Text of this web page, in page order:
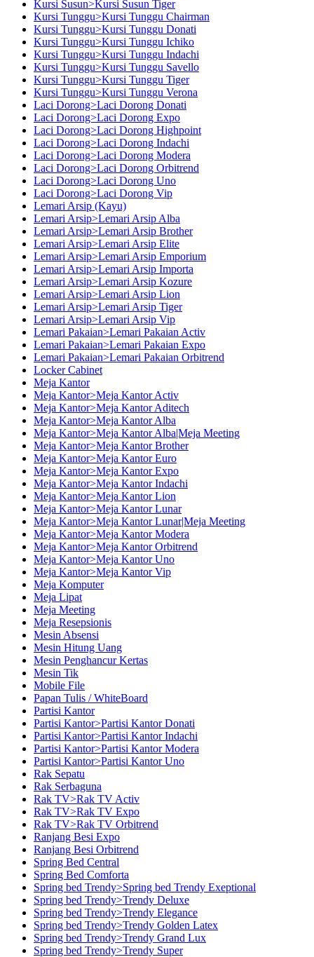
Kursi Susun>Kursi Susun Tiger
Kursi Tunggu>Kursi Tunggu Chairman
Kursi Tunggu>Kursi Tunggu Donati
Kursi Tunggu>Kursi Tunggu Ichiko
Kursi Tunggu>Kursi Tunggu Indachi
Kursi Tunggu>Kursi Tunggu Savello
Kursi Tunggu>Kursi Tunggu Tiger
Kursi Tunggu>Kursi Tunggu Verona
Laci Dorong>Laci Dorong Donati
Laci Dorong>Laci Dorong Expo
Laci Dorong>Laci Dorong Highpoint
Laci Dorong>Laci Dorong Indachi
Laci Dorong>Laci Dorong Modera
Laci Dorong>Laci Dorong Orbitrend
Laci Dorong>Laci Dorong Uno
Laci Dorong>Laci Dorong Vip
Lemari Arsip (Kayu)
Lemari Arsip>Lemari Arsip Alba
Lemari Arsip>Lemari Arsip Brother
Lemari Arsip>Lemari Arsip Elite
Lemari Arsip>Lemari Arsip Emporium
Lemari Arsip>Lemari Arsip Importa
Lemari Arsip>Lemari Arsip Kozure
Lemari Arsip>Lemari Arsip Lion
Lemari Arsip>Lemari Arsip Tiger
Lemari Arsip>Lemari Arsip Vip
Lemari Pakaian>Lemari Pakaian Activ
Lemari Pakaian>Lemari Pakaian Expo
Lemari Pakaian>Lemari Pakaian Orbitrend
Locker Cabinet
Meja Kantor
Meja Kantor>Meja Kantor Activ
Meja Kantor>Meja Kantor Aditech
Meja Kantor>Meja Kantor Alba
Meja Kantor>Meja Kantor Alba|Meja Meeting
Meja Kantor>Meja Kantor Brother
Meja Kantor>Meja Kantor Euro
Meja Kantor>Meja Kantor Expo
Meja Kantor>Meja Kantor Indachi
Meja Kantor>Meja Kantor Lion
Meja Kantor>Meja Kantor Lunar
Meja Kantor>Meja Kantor Lunar|Meja Meeting
Meja Kantor>Meja Kantor Modera
Meja Kantor>Meja Kantor Orbitrend
Meja Kantor>Meja Kantor Uno
Meja Kantor>Meja Kantor Vip
Meja Komputer
Meja Lipat
Meja Meeting
Meja Resepsionis
Mesin Absensi
Mesin Hitung Uang
Mesin Penghancur Kertas
Mesin Tik
Mobile File
Papan Tulis / WhiteBoard
Partisi Kantor
Partisi Kantor>Partisi Kantor Donati
Partisi Kantor>Partisi Kantor Indachi
Partisi Kantor>Partisi Kantor Modera
Partisi Kantor>Partisi Kantor Uno
Rak Sepatu
Rak Serbaguna
Rak TV>Rak TV Activ
Rak TV>Rak TV Expo
Rak TV>Rak TV Orbitrend
Ranjang Besi Expo
Ranjang Besi Orbitrend
Spring Bed Central
Spring Bed Comforta
Spring bed Trendy>Spring bed Trendy Exeptional
Spring bed Trendy>Trendy Deluxe
Spring bed Trendy>Trendy Elegance
Spring bed Trendy>Trendy Golden Latex
Spring bed Trendy>Trendy Grand Lux
Spring bed Trendy>Trendy Super